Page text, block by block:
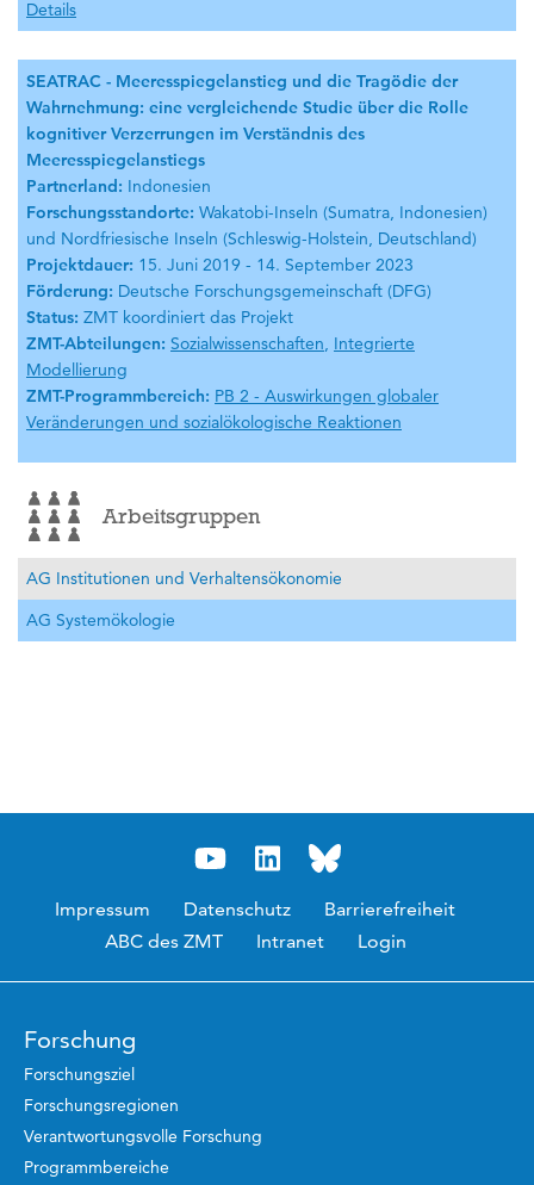
Details
SEATRAC - Meeresspiegelanstieg und die Tragödie der
Wahrnehmung: eine vergleichende Studie über die Rolle
kognitiver Verzerrungen im Verständnis des
Meeresspiegelanstiegs
Partnerland: Indonesien
Forschungsstandorte: Wakatobi-Inseln (Sumatra, Indonesien)
und Nordfriesische Inseln (Schleswig-Holstein, Deutschland)
Projektdauer: 15. Juni 2019 - 14. September 2023
Förderung: Deutsche Forschungsgemeinschaft (DFG)
Status: ZMT koordiniert das Projekt
ZMT-Abteilungen: Sozialwissenschaften, Integrierte
Modellierung
ZMT-Programmbereich: PB 2 - Auswirkungen globaler
Veränderungen und sozialökologische Reaktionen
Arbeitsgruppen
AG Institutionen und Verhaltensökonomie
AG Systemökologie
Impressum Datenschutz
Barrierefreiheit
ABC des ZMT
Intranet Login
Forschung
Forschungsziel
Forschungsregionen
Verantwortungsvolle Forschung
Programmbereiche